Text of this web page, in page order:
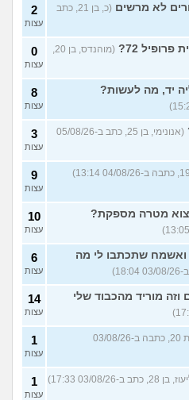
3
עצות
6
עצות
במדור
לא מרשים
(כ, בן 21, כתב
2
עצות
72?
0
עצות
יד, מה לעשות? 8
עצות
(אנונימי, בן 25, כתב ב-05/08/26
3
עצות
9
עצות
מטרה מספקת? 10
עצות
שתכתבו לי מה
6
עצות
מוריד מהכבוד שלי 14
עצות
(קולית, בת 20, כתבה ב-03/08/26
1
עצות
28, כתב ב-03/08/26 17:33) 1
עצות